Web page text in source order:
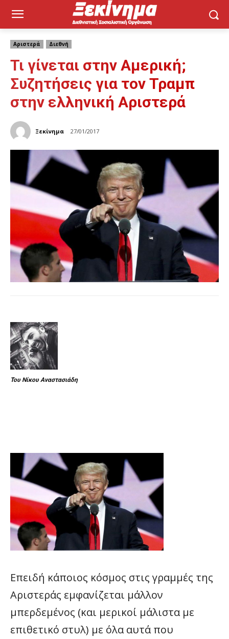
Αριστερά Διεθνή
Τι γίνεται στην Αμερική;
Συζητήσεις για τον Τραμπ
στην ελληνική Αριστερά
Ξεκίνημα 27/01/2017
Του Νίκου Αναστασιάδη
Επειδή κάποιος κόσμος στις γραμμές της
Αριστεράς εμφανίζεται μάλλον
μπερδεμένος (και μερικοί μάλιστα με
επιθετικό στυλ) με όλα αυτά που